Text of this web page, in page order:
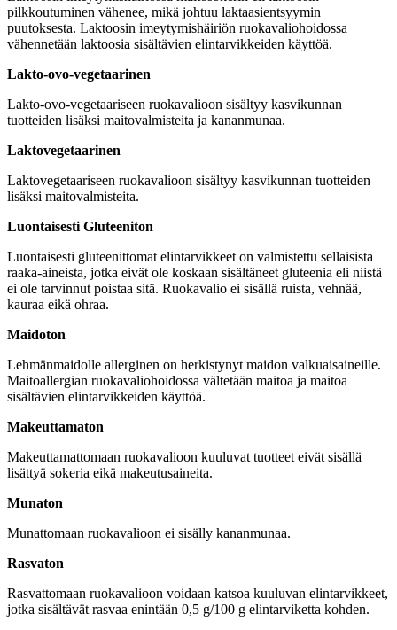
pilkkoutuminen vähenee, mikä johtuu laktaasientsyymin
puutoksesta. Laktoosin imeytymishäiriön ruokavaliohoidossa
vähennetään laktoosia sisältävien elintarvikkeiden käyttöä.
Lakto-ovo-vegetaarinen
Lakto-ovo-vegetaariseen ruokavalioon sisältyy kasvikunnan
tuotteiden lisäksi maitovalmisteita ja kananmunaa.
Laktovegetaarinen
Laktovegetaariseen ruokavalioon sisältyy kasvikunnan tuotteiden
lisäksi maitovalmisteita.
Luontaisesti Gluteeniton
Luontaisesti gluteenittomat elintarvikkeet on valmistettu sellaisista
raaka-aineista, jotka eivät ole koskaan sisältäneet gluteenia eli niistä
ei ole tarvinnut poistaa sitä. Ruokavalio ei sisällä ruista, vehnää,
kauraa eikä ohraa.
Maidoton
Lehmänmaidolle allerginen on herkistynyt maidon valkuaisaineille.
Maitoallergian ruokavaliohoidossa vältetään maitoa ja maitoa
sisältävien elintarvikkeiden käyttöä.
Makeuttamaton
Makeuttamattomaan ruokavalioon kuuluvat tuotteet eivät sisällä
lisättyä sokeria eikä makeutusaineita.
Munaton
Munattomaan ruokavalioon ei sisälly kananmunaa.
Rasvaton
Rasvattomaan ruokavalioon voidaan katsoa kuuluvan elintarvikkeet,
jotka sisältävät rasvaa enintään 0,5 g/100 g elintarviketta kohden.